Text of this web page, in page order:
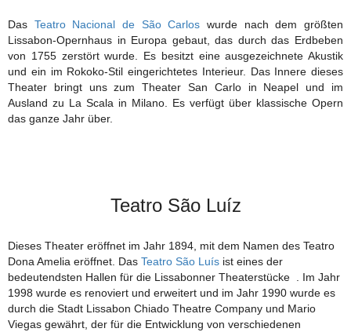
Das Teatro Nacional de São Carlos wurde nach dem größten
Lissabon-Opernhaus in Europa gebaut, das durch das Erdbeben
von 1755 zerstört wurde. Es besitzt eine ausgezeichnete Akustik
und ein im Rokoko-Stil eingerichtetes Interieur. Das Innere dieses
Theater bringt uns zum Theater San Carlo in Neapel und im
Ausland zu La Scala in Milano. Es verfügt über klassische Opern
das ganze Jahr über.
Teatro São Luíz
Dieses Theater eröffnet im Jahr 1894, mit dem Namen des Teatro
Dona Amelia eröffnet. Das Teatro São Luís ist eines der
bedeutendsten Hallen für die Lissabonner Theaterstücke . Im Jahr
1998 wurde es renoviert und erweitert und im Jahr 1990 wurde es
durch die Stadt Lissabon Chiado Theatre Company und Mario
Viegas gewährt, der für die Entwicklung von verschiedenen